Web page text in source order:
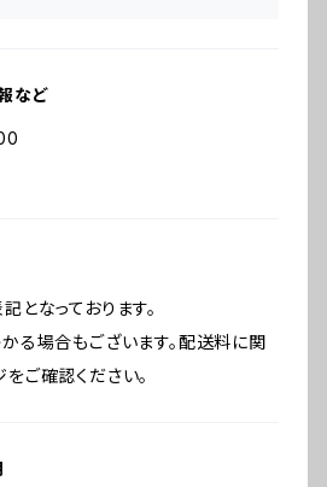
など
となっております。
る場合もございます。配送料に関
ご確認ください。